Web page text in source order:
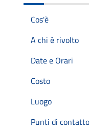
Cos'è
A chi è rivolto
Date e Orari
Costo
Luogo
Punti di contatto